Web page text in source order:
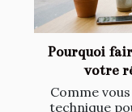
Pourquoi
votre
Comme
technique